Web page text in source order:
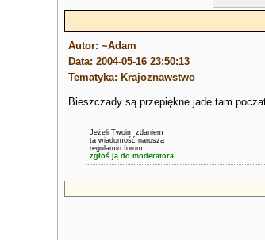
Autor: ~Adam
Data: 2004-05-16 23:50:13
Tematyka: Krajoznawstwo
Bieszczady są przepiękne jade tam
Jeżeli Twoim zdaniem
ta wiadomość narusza
regulamin forum
zgłoś ją do moderatora.